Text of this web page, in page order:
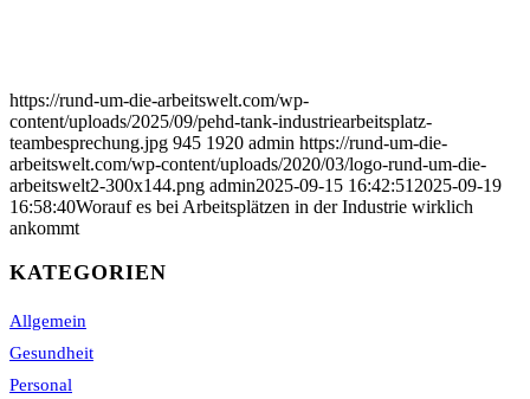
https://rund-um-die-arbeitswelt.com/wp-
content/uploads/2025/09/pehd-tank-industriearbeitsplatz-
teambesprechung.jpg 945 1920 admin https://rund-um-die-
arbeitswelt.com/wp-content/uploads/2020/03/logo-rund-um-die-
arbeitswelt2-300x144.png admin2025-09-15 16:42:51 2025-09-19
16:58:40Worauf es bei Arbeitsplätzen in der Industrie wirklich
ankommt
KATEGORIEN
Allgemein
Gesundheit
Personal